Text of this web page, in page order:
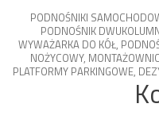
PODNOŚNIKI
PODNOŚNIK
WYWAŻARKA DO KÓŁ,
NOŻYCOWY,
PLATFORMY PARKINGOWE,